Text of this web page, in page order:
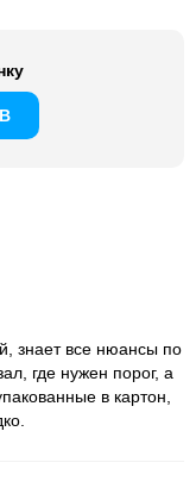
знает все нюансы по
где нужен порог, а
в картон,